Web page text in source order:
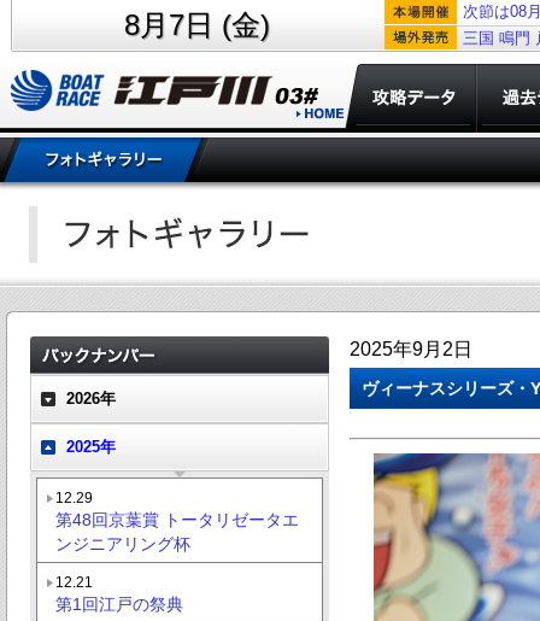
8月7日 (金)
次節は08
三国 鳴門
2026年
2025年
12.29
第48回京葉賞 トータリゼータエ
ンジニアリング杯
12.21
第1回江戸の祭典
2025年9月2日
ヴィーナスシリーズ・